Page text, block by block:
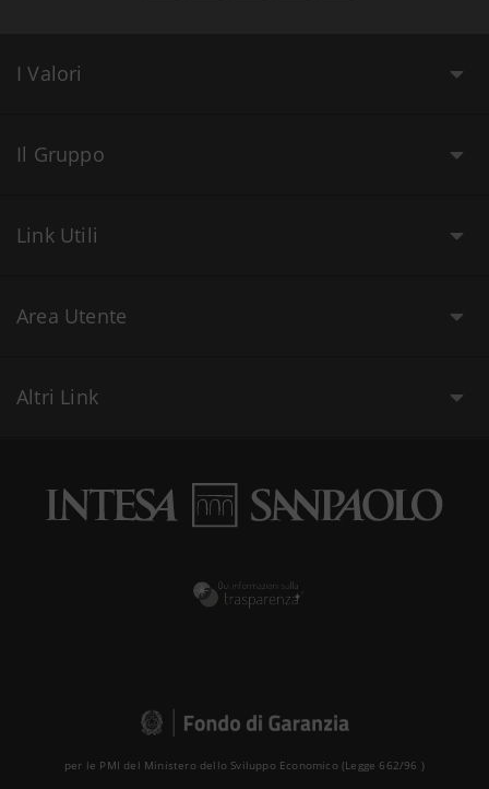
I Valori
Il Gruppo
Link Utili
Area Utente
Altri Link
per le PMI del Ministero dello Sviluppo Economico (Legge 662/96 )